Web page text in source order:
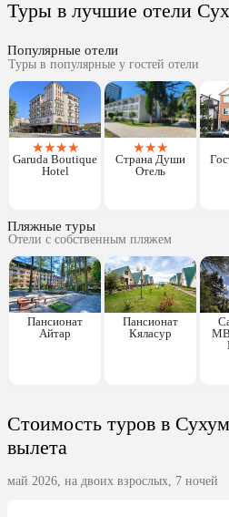
Туры в лучшие отели
Популярные отели
Туры в популярные у гостей отели
★★★★
Garuda Boutique
Hotel
★★★
Страна Души
Отель
Пляжные туры
Отели с собственным пляжем
Пансионат
Айтар
Пансионат
Кяласур
Стоимость туров в
вылета
май 2026, на двоих взрослых, 7 ночей